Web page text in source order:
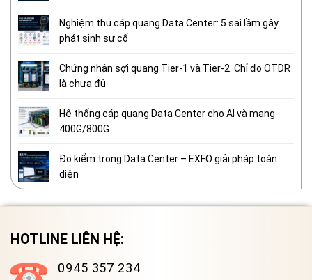
Nghiệm thu cáp quang Data Center: 5 sai lầm gây
phát sinh sự cố
Chứng nhận sợi quang Tier-1 và Tier-2: Chỉ đo OTDR
là chưa đủ
Hệ thống cáp quang Data Center cho AI và mạng
400G/800G
Đo kiểm trong Data Center – EXFO giải pháp toàn
diện
HOTLINE LIÊN HỆ:
0945 357 234